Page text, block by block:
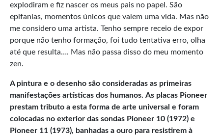
explodiram e fiz nascer os meus pais no papel. São
epifanias, momentos únicos que valem uma vida. Mas não
me considero uma artista. Tenho sempre receio de expor
porque não tenho formação, foi tudo tentativa erro, olha
até que resulta…. Mas não passa disso do meu momento
zen.
A pintura e o desenho são consideradas as primeiras
manifestações artísticas dos humanos. As placas Pioneer
prestam tributo a esta forma de arte universal e foram
colocadas no exterior das sondas Pioneer 10 (1972) e
Pioneer 11 (1973), banhadas a ouro para resistirem à